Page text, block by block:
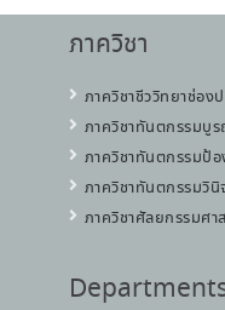
ภาควิชา
ภาควิชาชีววิทยาช่อง
ภาควิชาทันตกรรมบู
ภาควิชาทันตกรรมป้
ภาควิชาทันตกรรมวินิ
ภาควิชาศัลยกรรมศา